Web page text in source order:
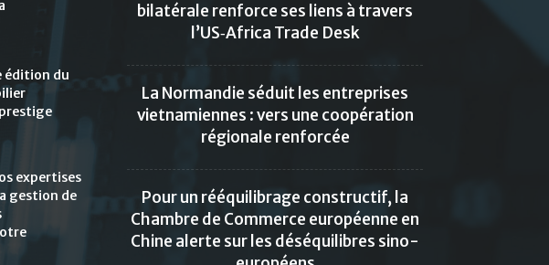
édition du
expertises
gestion de
bilatérale renforce ses liens à travers
l’US‑Africa Trade Desk
La Normandie séduit les entreprises
vietnamiennes : vers une coopération
régionale renforcée
Pour un rééquilibrage constructif, la
Chambre de Commerce européenne en
Chine alerte sur les déséquilibres sino-